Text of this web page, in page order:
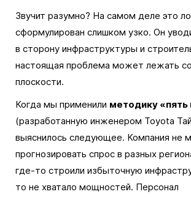
Звучит разумно? На самом деле это
сформулирован слишком узко. Он
в сторону инфраструктуры и
настоящая проблема может лежать
плоскости.
Когда мы применили методику «пять
(разработанную инженером Toyota
выяснилось следующее. Компания не
прогнозировать спрос в разных
где-то строили избыточную
то не хватало мощностей. Персонал